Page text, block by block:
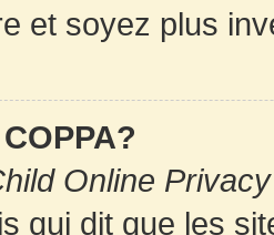
et soyez plus
Online
qui dit que les